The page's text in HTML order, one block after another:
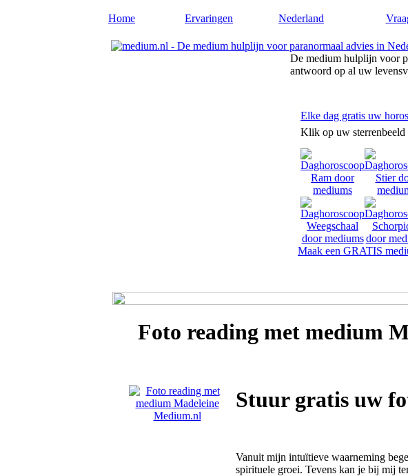
Home Ervaringen Nederland
De medium hulplijn voor
antwoord op al uw
Elke dag gratis uw
Klik op uw sterrenbeeld
Maak een GRATIS
Foto reading met medium
Stuur gratis uw
Vanuit mijn intuïtieve waarneming
spirituele groei. Tevens kan je bij mij